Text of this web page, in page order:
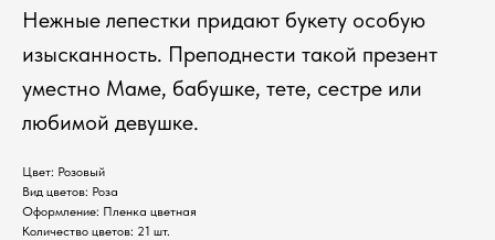
Нежные лепестки придают букету особую
изысканность. Преподнести такой презент
уместно Маме, бабушке, тете, сестре или
любимой девушке.
Цвет: Розовый
Вид цветов: Роза
Оформление: Пленка цветная
Количество цветов: 21 шт.